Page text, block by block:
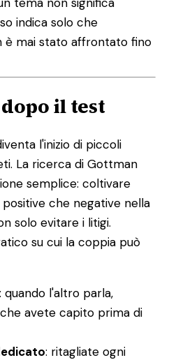
indica solo che
è mai stato affrontato fino
il test
l'inizio di piccoli
La ricerca di Gottman
semplice: coltivare
che negative nella
solo evitare i litigi.
su cui la coppia può
: quando l'altro parla,
avete capito prima di
: ritagliate ogni